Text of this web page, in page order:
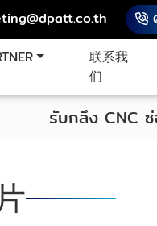
联系我
们
รับกลึง CNC